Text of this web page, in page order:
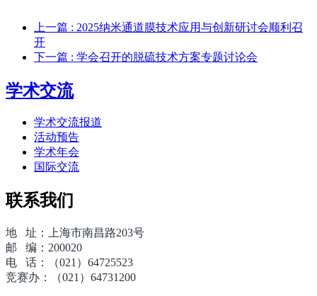
上一篇 : 2025纳米通道膜技术应用与创新研讨会顺利召
开
下一篇 : 学会召开的脱硫技术方案专题讨论会
学术交流
学术交流报道
活动预告
学术年会
国际交流
联系我们
地 址：上海市南昌路203号
邮 编：200020
电 话：（021）64725523
竞赛办：（021）64731200